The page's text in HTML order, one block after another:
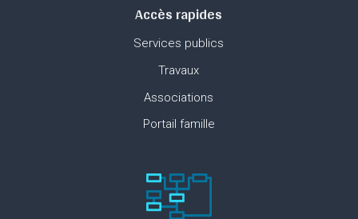
Accès rapides
Services publics
Travaux
Associations
Portail famille